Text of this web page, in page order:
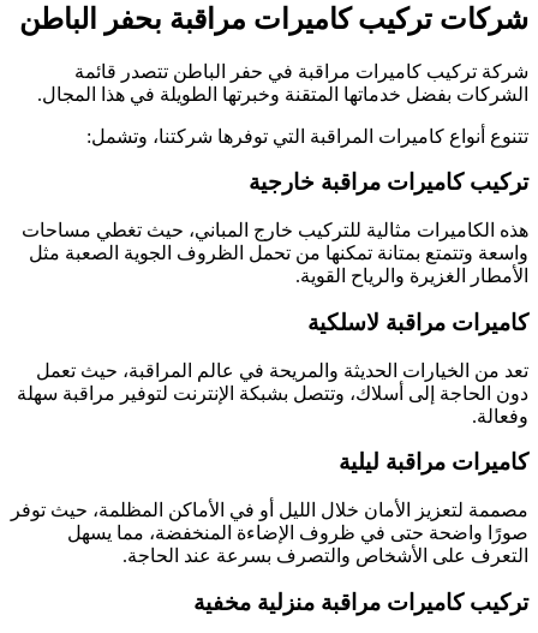
شركات تركيب كاميرات مراقبة بحفر الباطن
شركة تركيب كاميرات مراقبة في حفر الباطن تتصدر قائمة
الشركات بفضل خدماتها المتقنة وخبرتها الطويلة في هذا المجال.
تتنوع أنواع كاميرات المراقبة التي توفرها شركتنا، وتشمل:
تركيب كاميرات مراقبة خارجية
هذه الكاميرات مثالية للتركيب خارج المباني، حيث تغطي مساحات
واسعة وتتمتع بمتانة تمكنها من تحمل الظروف الجوية الصعبة مثل
الأمطار الغزيرة والرياح القوية.
كاميرات مراقبة لاسلكية
تعد من الخيارات الحديثة والمريحة في عالم المراقبة، حيث تعمل
دون الحاجة إلى أسلاك، وتتصل بشبكة الإنترنت لتوفير مراقبة سهلة
وفعالة.
كاميرات مراقبة ليلية
مصممة لتعزيز الأمان خلال الليل أو في الأماكن المظلمة، حيث توفر
صورًا واضحة حتى في ظروف الإضاءة المنخفضة، مما يسهل
التعرف على الأشخاص والتصرف بسرعة عند الحاجة.
تركيب كاميرات مراقبة منزلية مخفية